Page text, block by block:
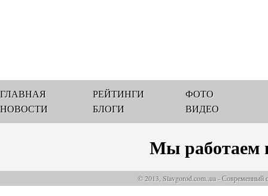
ГЛАВНАЯ
НОВОСТИ
РЕЙТИНГИ
БЛОГИ
ФОТО
ВИДЕО
Мы работаем
© 2013, Slavgorod.com..ua - Современный